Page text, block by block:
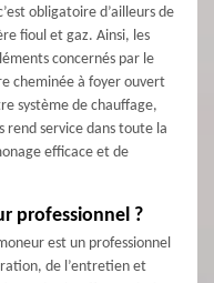
obligatoire d’ailleurs de
fioul et gaz. Ainsi, les
concernés par le
cheminée à foyer ouvert
système de chauffage,
rend service dans toute la
efficace et de
professionnel ?
est un professionnel
de l’entretien et